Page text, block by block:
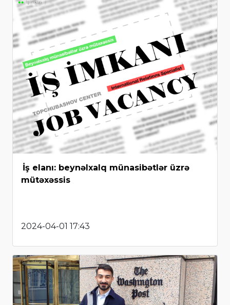
İş elanı: beynəlxalq münasibətlər üzrə
mütəxəssis
2024-04-01 17:43